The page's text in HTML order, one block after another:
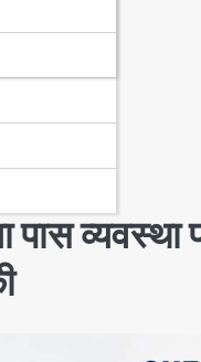
व्यवस्था